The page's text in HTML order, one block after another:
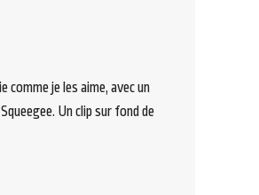
je les aime, avec un
Un clip sur fond de